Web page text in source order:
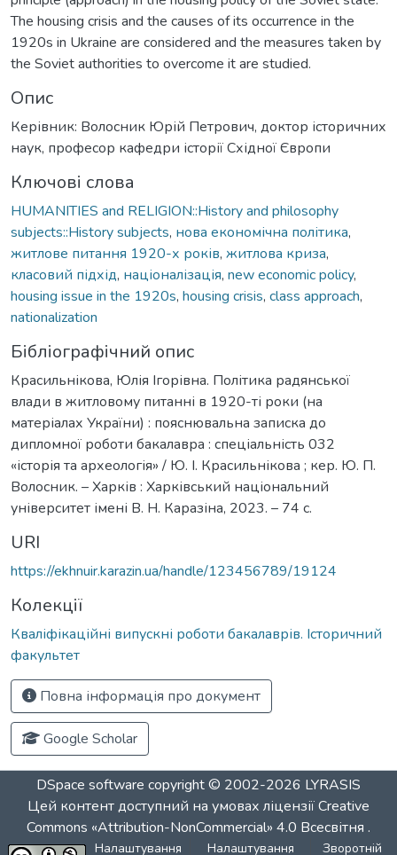
The housing crisis and the causes of its occurrence in the
1920s in Ukraine are considered and the measures taken by
the Soviet authorities to overcome it are studied.
Опис
Керівник: Волосник Юрій Петрович, доктор історичних
наук, професор кафедри історії Східної Європи
Ключові слова
HUMANITIES and RELIGION::History and philosophy
subjects::History subjects, нова економічна політика,
житлове питання 1920-х років, житлова криза,
класовий підхід, націоналізація, new economic policy,
housing issue in the 1920s, housing crisis, class approach,
nationalization
Бібліографічний опис
Красильнікова, Юлія Ігорівна. Політика радянської
влади в житловому питанні в 1920-ті роки (на
матеріалах України) : пояснювальна записка до
дипломної роботи бакалавра : спеціальність 032
«історія та археологія» / Ю. І. Красильнікова ; кер. Ю. П.
Волосник. – Харків : Харківський національний
університет імені В. Н. Каразіна, 2023. – 74 с.
URI
https://ekhnuir.karazin.ua/handle/123456789/19124
Колекції
Кваліфікаційні випускні роботи бакалаврів. Історичний
факультет
Повна інформація про документ
Google Scholar
DSpace software copyright © 2002-2026 LYRASIS
Цей контент доступний на умовах ліцензіїCreative
Commons «Attribution-NonCommercial» 4.0 Всесвітня .
Налаштування Налаштування Зворотній